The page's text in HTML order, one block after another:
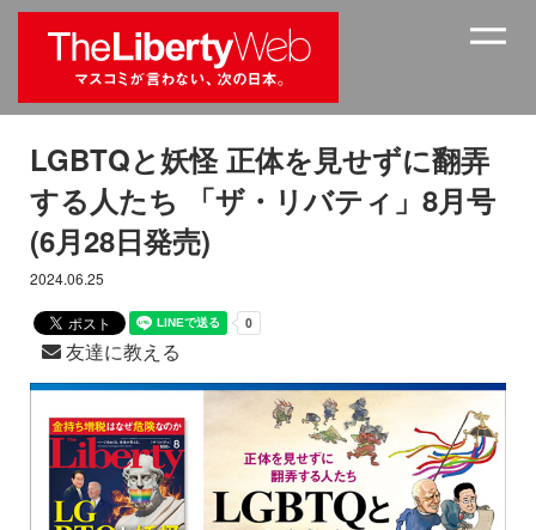
LGBTQと妖怪 正体を見せずに翻弄
する人たち 「ザ・リバティ」8月号
(6月28日発売)
2024.06.25
友達に教える